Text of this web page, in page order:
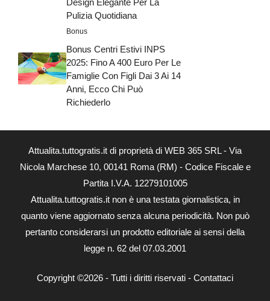
Pulizia Quotidiana
Bonus
Bonus Centri Estivi INPS
2025: Fino A 400 Euro Per Le
Famiglie Con Figli Dai 3 Ai 14
Anni, Ecco Chi Può
Richiederlo
Attualita.tuttogratis.it di proprietà di WEB 365 SRL - Via
Nicola Marchese 10, 00141 Roma (RM) - Codice Fiscale e
Partita I.V.A. 12279101005
Attualita.tuttogratis.it non è una testata giornalistica, in
quanto viene aggiornato senza alcuna periodicità. Non può
pertanto considerarsi un prodotto editoriale ai sensi della
legge n. 62 del 07.03.2001
Copyright ©2026 - Tutti i diritti riservati - Contattaci